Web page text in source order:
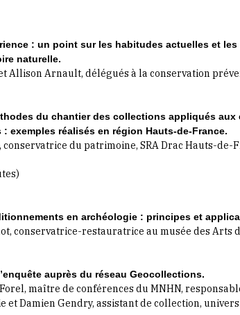
: un point sur les habitudes actuelles et
naturelle.
Allison Arnault, délégués à la conservation
du chantier des collections appliqués aux
exemples réalisés en région Hauts-de-France.
du patrimoine, SRA Drac Hauts-de-
en archéologie : principes et
conservatrice-restauratrice au musée des Arts
auprès du réseau Geocollections.
maître de conférences du MNHN,
et Damien Gendry, assistant de collection,